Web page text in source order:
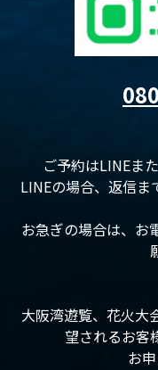
ご予約はLINEま
LINEの場合、返信ま
お急ぎの場合は、お
大阪湾遊覧、花火大
望されるお客
お